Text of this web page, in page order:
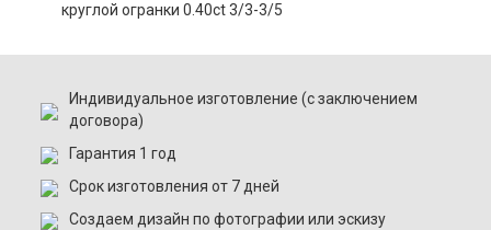
круглой огранки 0.40ct 3/3-3/5
Индивидуальное изготовление (с заключением
договора)
Гарантия 1 год
Срок изготовления от 7 дней
Создаем дизайн по фотографии или эскизу